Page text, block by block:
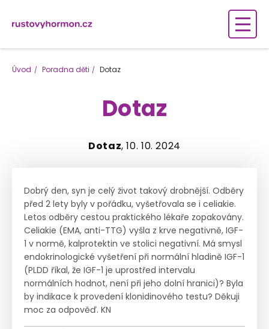
Úvod Poradna děti Dotaz
Dotaz
Dotaz, 10. 10. 2024
Dobrý den, syn je celý život takový drobnější. Odběry
před 2 lety byly v pořádku, vyšetřovala se i celiakie.
Letos odběry cestou praktického lékaře zopakovány.
Celiakie (EMA, anti-TTG) vyšla z krve negativně, IGF-
1 v normě, kalprotektin ve stolici negativní. Má smysl
endokrinologické vyšetření při normální hladině IGF-1
(PLDD říkal, že IGF-1 je uprostřed intervalu
normálních hodnot, není při jeho dolní hranici)? Byla
by indikace k provedení klonidinového testu? Děkuji
moc za odpověď. KN